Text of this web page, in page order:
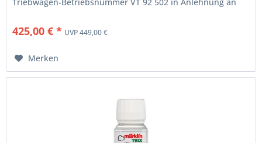
425,00 € * UVP 449,00 €
Merken